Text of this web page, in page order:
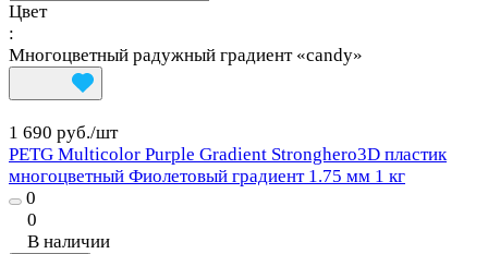
Цвет
:
Многоцветный радужный градиент «candy»
1 690 руб./шт
PETG Multicolor Purple Gradient Stronghero3D пластик
многоцветный Фиолетовый градиент 1.75 мм 1 кг
0
0
В наличии